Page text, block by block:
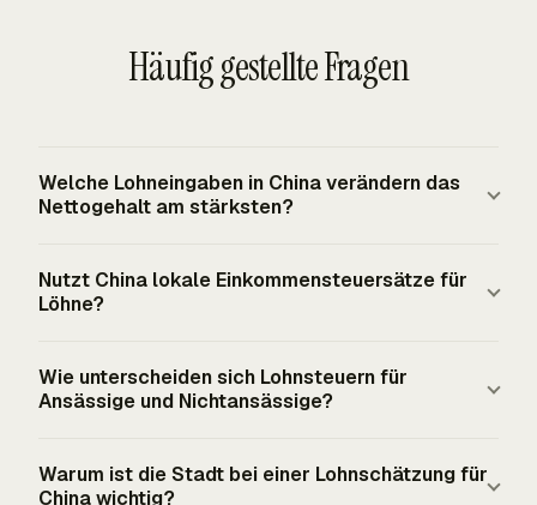
Häufig gestellte Fragen
Welche Lohneingaben in China verändern das
Nettogehalt am stärksten?
Sozialversicherung, gesetzliche Housing Fund-Beiträge,
Nettogehaltsschätzung. Die Stadt oder Region ist
ebenfalls wichtig, weil Sozialversicherungssätze,
geregelt sind.
Nutzt China lokale Einkommensteuersätze für
Löhne?
persönliches Einkommen. Der Einkommensteuereinbehalt
in der Lohnabrechnung folgt nationalen Regeln zur
kommunalen Einkommensteuersätzen. Lokale Regeln
Wie unterscheiden sich Lohnsteuern für
Ansässige und Nichtansässige?
Gesamteinkommen, einschließlich Löhnen und Gehältern,
Warum ist die Stadt bei einer Lohnschätzung für
China wichtig?